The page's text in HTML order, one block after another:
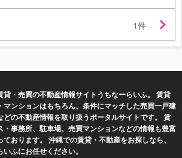
1件
貸・売買の不動産情報サイトうちなーらいふ。 賃貸
マンションはもちろん、条件にマッチした売買一戸建
どの不動産情報を取り扱うポータルサイトです。 賃
・事務所、駐車場、売買マンションなどの情報も豊富
ております。 沖縄での賃貸・不動産をお探しなら、
いふにお任せください。